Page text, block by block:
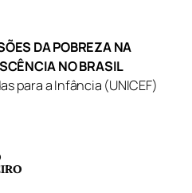
DA POBREZA NA
NO BRASIL
para a Infância (UNICEF)